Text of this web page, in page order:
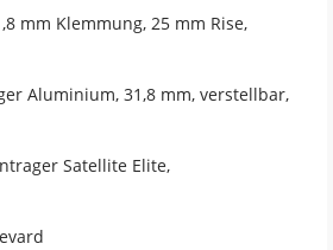
mm Klemmung, 25 mm Rise,
Aluminium, 31,8 mm, verstellbar,
Satellite Elite,